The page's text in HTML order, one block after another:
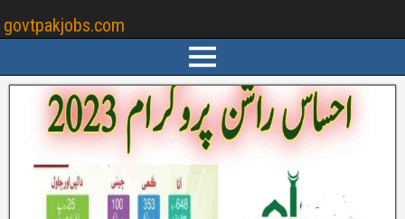
govtpakjobs.com